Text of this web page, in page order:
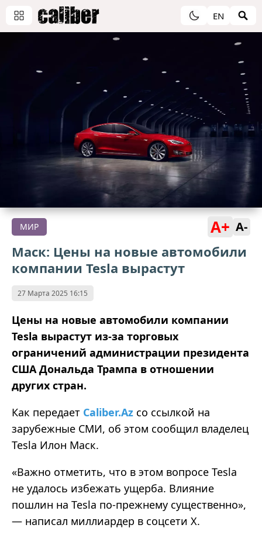
EN
МИР A+ A-
Маск: Цены на новые автомобили
компании Tesla вырастут
27 Марта 2025 16:15
Цены на новые автомобили компании
Tesla вырастут из-за торговых
ограничений администрации президента
США Дональда Трампа в отношении
других стран.
Как передает Caliber.Az со ссылкой на
зарубежные СМИ, об этом сообщил владелец
Tesla Илон Маск.
«Важно отметить, что в этом вопросе Tesla
не удалось избежать ущерба. Влияние
пошлин на Tesla по-прежнему существенно»,
— написал миллиардер в соцсети X.